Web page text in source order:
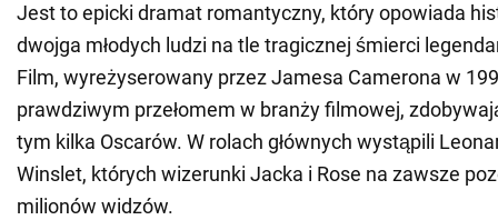
Jest to epicki dramat romantyczny, który opowiada
dwojga młodych ludzi na tle tragicznej śmierci
Film, wyreżyserowany przez Jamesa Camerona w
prawdziwym przełomem w branży filmowej,
tym kilka Oscarów. W rolach głównych wystąpili
Winslet, których wizerunki Jacka i Rose na zawsze
milionów widzów.